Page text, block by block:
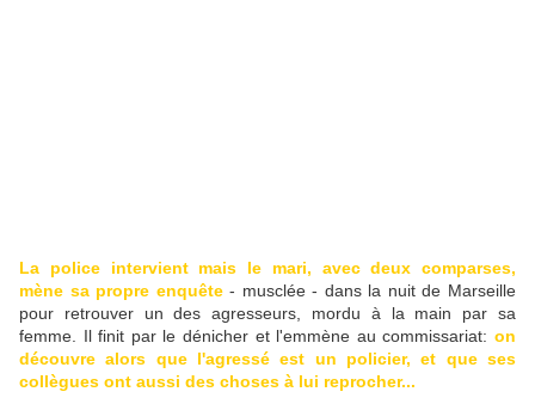
La police intervient mais le mari, avec deux comparses,
mène sa propre enquête- musclée - dans la nuit de Marseille
pour retrouver un des agresseurs, mordu à la main par sa
femme. Il finit par le dénicher et l'emmène au commissariat: on
découvre alors que l'agressé est un policier, et que ses
collègues ont aussi des choses à lui reprocher...